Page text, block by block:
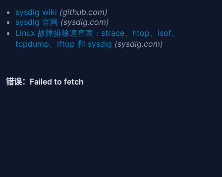
sysdig wiki (github.com)
sysdig 官网 (sysdig.com)
Linux 故障排除速查表：strace、htop、lsof、
tcpdump、iftop 和 sysdig (sysdig.com)